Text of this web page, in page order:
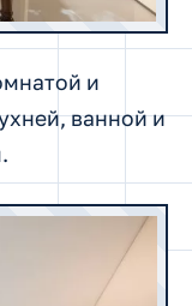
и
ванной и